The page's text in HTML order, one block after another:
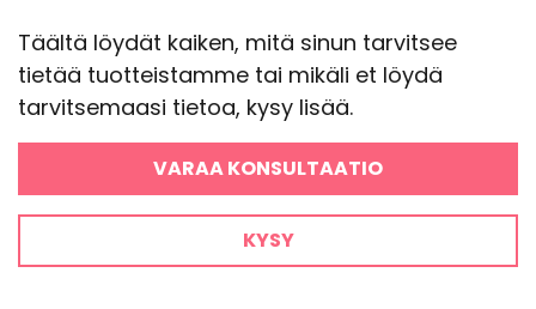
Täältä löydät kaiken, mitä sinun tarvitsee
tietää tuotteistamme tai mikäli et löydä
tarvitsemaasi tietoa, kysy lisää.
VARAA KONSULTAATIO
KYSY